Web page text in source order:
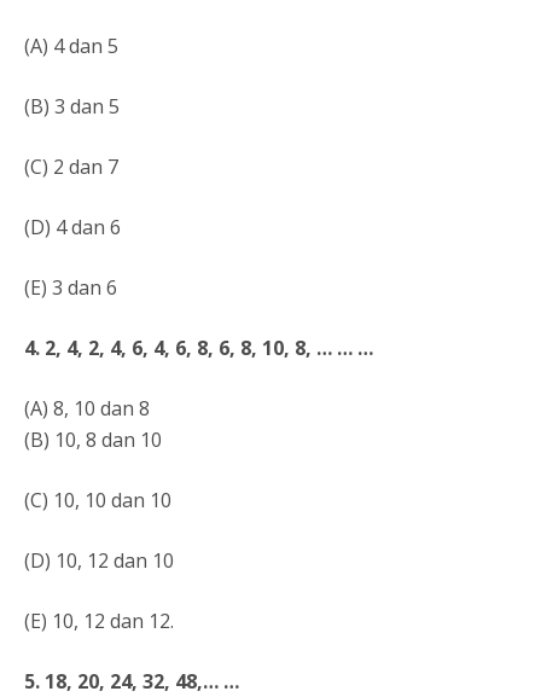
(A) 4 dan 5
(B) 3 dan 5
(C) 2 dan 7
(D) 4 dan 6
(E) 3 dan 6
4. 2, 4, 2, 4, 6, 4, 6, 8, 6, 8, 10, 8, … … …
(A) 8, 10 dan 8
(B) 10, 8 dan 10
(C) 10, 10 dan 10
(D) 10, 12 dan 10
(E) 10, 12 dan 12.
5. 18, 20, 24, 32, 48,… …